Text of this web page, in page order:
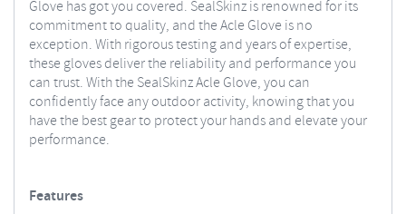
Glove has got you covered. SealSkinz is renowned for its
commitment to quality, and the Acle Glove is no
exception. With rigorous testing and years of expertise,
these gloves deliver the reliability and performance you
can trust. With the SealSkinz Acle Glove, you can
confidently face any outdoor activity, knowing that you
have the best gear to protect your hands and elevate your
performance.
Features